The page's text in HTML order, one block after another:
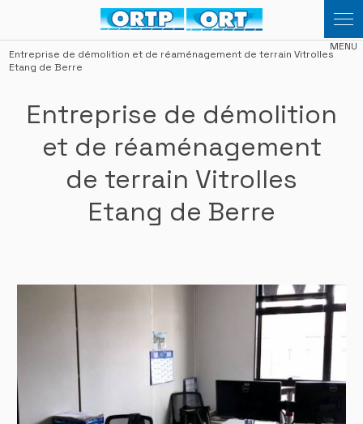
Entreprise de démolition et de réaménagement de terrain Vitrolles
Etang de Berre
Entreprise de démolition
et de réaménagement
de terrain Vitrolles
Etang de Berre
Panneau de gestion des cookies